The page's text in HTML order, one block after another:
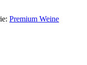
Premium Weine